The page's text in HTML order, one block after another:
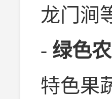
龙门涧
- 绿色
特色果